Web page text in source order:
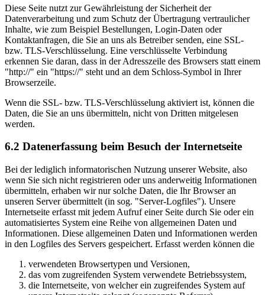
Diese Seite nutzt zur Gewährleistung der Sicherheit der
Datenverarbeitung und zum Schutz der Übertragung vertraulicher
Inhalte, wie zum Beispiel Bestellungen, Login-Daten oder
Kontaktanfragen, die Sie an uns als Betreiber senden, eine SSL-
bzw. TLS-Verschlüsselung. Eine verschlüsselte Verbindung
erkennen Sie daran, dass in der Adresszeile des Browsers statt einem
"http://" ein "https://" steht und an dem Schloss-Symbol in Ihrer
Browserzeile.
Wenn die SSL- bzw. TLS-Verschlüsselung aktiviert ist, können die
Daten, die Sie an uns übermitteln, nicht von Dritten mitgelesen
werden.
6.2 Datenerfassung beim Besuch der Internetseite
Bei der lediglich informatorischen Nutzung unserer Website, also
wenn Sie sich nicht registrieren oder uns anderweitig Informationen
übermitteln, erhaben wir nur solche Daten, die Ihr Browser an
unseren Server übermittelt (in sog. "Server-Logfiles"). Unsere
Internetseite erfasst mit jedem Aufruf einer Seite durch Sie oder ein
automatisiertes System eine Reihe von allgemeinen Daten und
Informationen. Diese allgemeinen Daten und Informationen werden
in den Logfiles des Servers gespeichert. Erfasst werden können die
verwendeten Browsertypen und Versionen,
das vom zugreifenden System verwendete Betriebssystem,
die Internetseite, von welcher ein zugreifendes System auf